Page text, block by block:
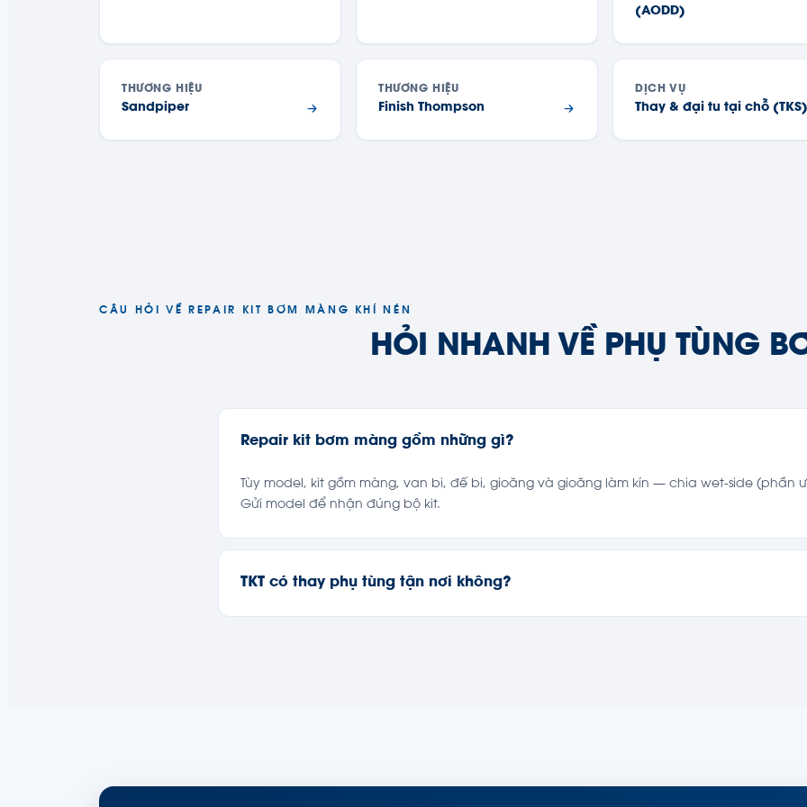
(AODD)
THƯƠNG HIỆU
Sandpiper
THƯƠNG HIỆU
Finish Thompson
DỊCH VỤ
Thay & đại tu tại chỗ (TKS)
CÂU HỎI VỀ REPAIR KIT BƠM MÀNG KHÍ NÉN
HỎI NHANH VỀ PHỤ TÙNG
Repair kit bơm màng gồm những gì?
Tùy model, kit gồm màng, van bi, đế bi, gioăng và gioăng làm kín — chia wet-side (phần
Gửi model để nhận đúng bộ kit.
TKT có thay phụ tùng tận nơi không?